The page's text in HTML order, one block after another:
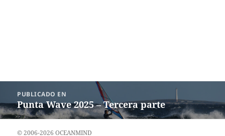
entradas
PUBLICADO EN
Punta Wave 2025 – Tercera parte
© 2006-2026 OCEANMIND